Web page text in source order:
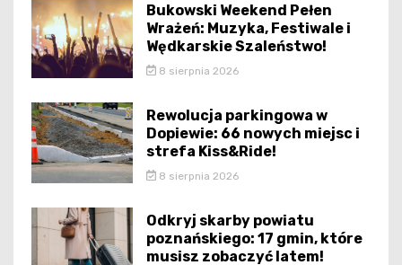
Bukowski Weekend Pełen
Wrażeń: Muzyka, Festiwale i
Wędkarskie Szaleństwo!
8 sierpnia 2026
Rewolucja parkingowa w
Dopiewie: 66 nowych miejsc i
strefa Kiss&Ride!
8 sierpnia 2026
Odkryj skarby powiatu
poznańskiego: 17 gmin, które
musisz zobaczyć latem!